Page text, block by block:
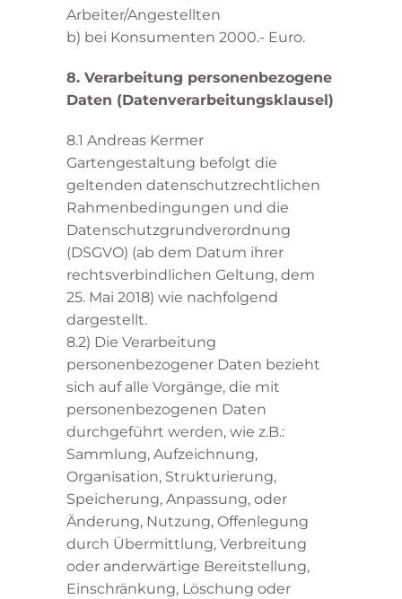
Arbeiter/Angestellten
b) bei Konsumenten 2000.- Euro.
8. Verarbeitung personenbezogene
Daten (Datenverarbeitungsklausel)
8.1 Andreas Kermer
Gartengestaltung befolgt die
geltenden datenschutzrechtlichen
Rahmenbedingungen und die
Datenschutzgrundverordnung
(DSGVO) (ab dem Datum ihrer
rechtsverbindlichen Geltung, dem
25. Mai 2018) wie nachfolgend
dargestellt.
8.2) Die Verarbeitung
personenbezogener Daten bezieht
sich auf alle Vorgänge, die mit
personenbezogenen Daten
durchgeführt werden, wie z.B.:
Sammlung, Aufzeichnung,
Organisation, Strukturierung,
Speicherung, Anpassung, oder
Änderung, Nutzung, Offenlegung
durch Übermittlung, Verbreitung
oder anderwärtige Bereitstellung,
Einschränkung, Löschung oder